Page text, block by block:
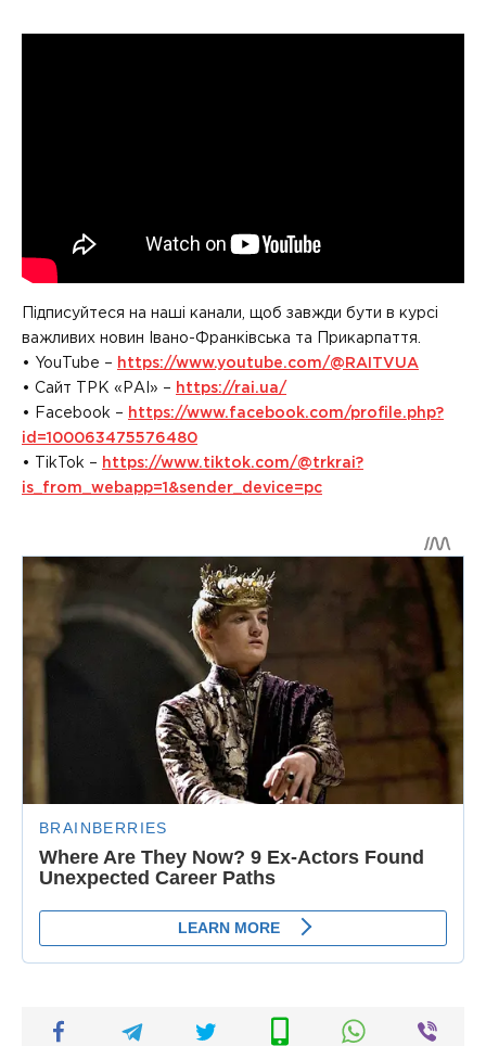
Підписуйтеся на наші канали, щоб завжди бути в курсі
важливих новин Івано-Франківська та Прикарпаття.
• YouTube – https://www.youtube.com/@RAITVUA
• Сайт ТРК «РАІ» – https://rai.ua/
• Facebook – https://www.facebook.com/profile.php?
id=100063475576480
• TikTok – https://www.tiktok.com/@trkrai?
is_from_webapp=1&sender_device=pc